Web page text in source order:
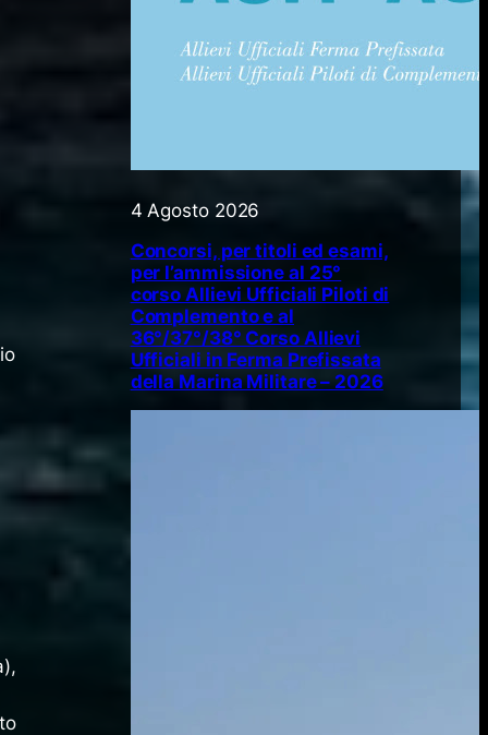
4 Agosto 2026
Concorsi, per titoli ed esami,
per l’ammissione al 25°
corso Allievi Ufficiali Piloti di
Complemento e al
36°/37°/38° Corso Allievi
Ufficiali in Ferma Prefissata
della Marina Militare – 2026